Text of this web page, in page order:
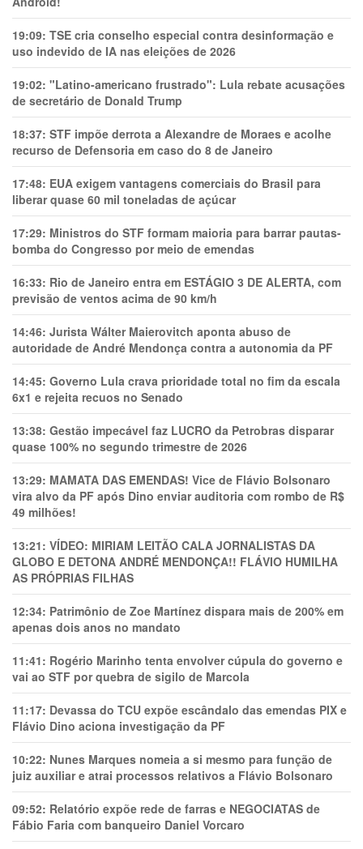
19:09: TSE cria conselho especial contra desinformação e
uso indevido de IA nas eleições de 2026
19:02: "Latino-americano frustrado": Lula rebate acusações
de secretário de Donald Trump
18:37: STF impõe derrota a Alexandre de Moraes e acolhe
recurso de Defensoria em caso do 8 de Janeiro
17:48: EUA exigem vantagens comerciais do Brasil para
liberar quase 60 mil toneladas de açúcar
17:29: Ministros do STF formam maioria para barrar pautas-
bomba do Congresso por meio de emendas
16:33: Rio de Janeiro entra em ESTÁGIO 3 DE ALERTA, com
previsão de ventos acima de 90 km/h
14:46: Jurista Wálter Maierovitch aponta abuso de
autoridade de André Mendonça contra a autonomia da PF
14:45: Governo Lula crava prioridade total no fim da escala
6x1 e rejeita recuos no Senado
13:38: Gestão impecável faz LUCRO da Petrobras disparar
quase 100% no segundo trimestre de 2026
13:29: MAMATA DAS EMENDAS! Vice de Flávio Bolsonaro
vira alvo da PF após Dino enviar auditoria com rombo de R$
49 milhões!
13:21: VÍDEO: MIRIAM LEITÃO CALA JORNALISTAS DA
GLOBO E DETONA ANDRÉ MENDONÇA!! FLÁVIO HUMILHA
AS PRÓPRIAS FILHAS
12:34: Patrimônio de Zoe Martínez dispara mais de 200% em
apenas dois anos no mandato
11:41: Rogério Marinho tenta envolver cúpula do governo e
vai ao STF por quebra de sigilo de Marcola
11:17: Devassa do TCU expõe escândalo das emendas PIX e
Flávio Dino aciona investigação da PF
10:22: Nunes Marques nomeia a si mesmo para função de
juiz auxiliar e atrai processos relativos a Flávio Bolsonaro
09:52: Relatório expõe rede de farras e NEGOCIATAS de
Fábio Faria com banqueiro Daniel Vorcaro